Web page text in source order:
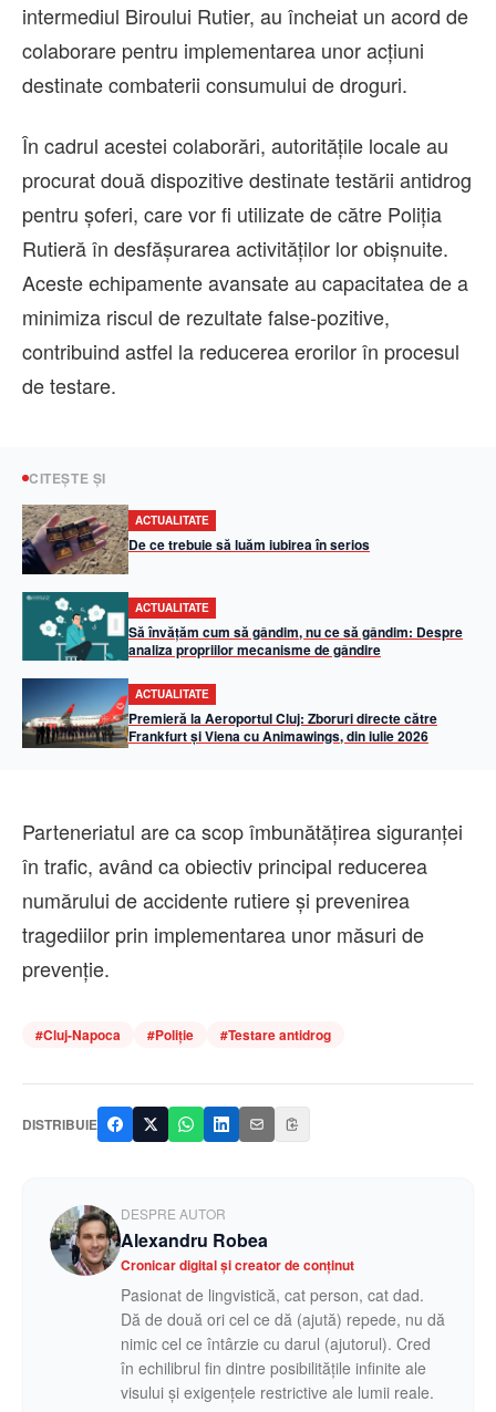
intermediul Biroului Rutier, au încheiat un acord de
colaborare pentru implementarea unor acțiuni
destinate combaterii consumului de droguri.
În cadrul acestei colaborări, autoritățile locale au
procurat două dispozitive destinate testării antidrog
pentru șoferi, care vor fi utilizate de către Poliția
Rutieră în desfășurarea activităților lor obișnuite.
Aceste echipamente avansate au capacitatea de a
minimiza riscul de rezultate false-pozitive,
contribuind astfel la reducerea erorilor în procesul
de testare.
CITEȘTE ȘI
ACTUALITATE
De ce trebuie să luăm iubirea în serios
ACTUALITATE
Să învățăm cum să gândim, nu ce să gândim: Despre
analiza propriilor mecanisme de gândire
ACTUALITATE
Premieră la Aeroportul Cluj: Zboruri directe către
Frankfurt și Viena cu Animawings, din iulie 2026
Parteneriatul are ca scop îmbunătățirea siguranței
în trafic, având ca obiectiv principal reducerea
numărului de accidente rutiere și prevenirea
tragediilor prin implementarea unor măsuri de
prevenție.
#Cluj-Napoca #Poliție #Testare antidrog
DISTRIBUIE
DESPRE AUTOR
Alexandru Robea
Cronicar digital și creator de conținut
Pasionat de lingvistică, cat person, cat dad.
Dă de două ori cel ce dă (ajută) repede, nu dă
nimic cel ce întârzie cu darul (ajutorul). Cred
în echilibrul fin dintre posibilitățile infinite ale
visului și exigențele restrictive ale lumii reale.